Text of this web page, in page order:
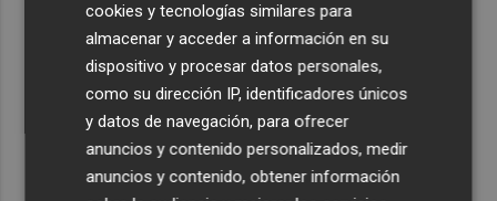
La capacidad de los modelos de IA para burlar la
seguridad alarma a gobiernos y empresas
cookies y tecnologías similares para
almacenar y acceder a información en su
dispositivo y procesar datos personales,
como su dirección IP, identificadores únicos
y datos de navegación, para ofrecer
anuncios y contenido personalizados, medir
anuncios y contenido, obtener información